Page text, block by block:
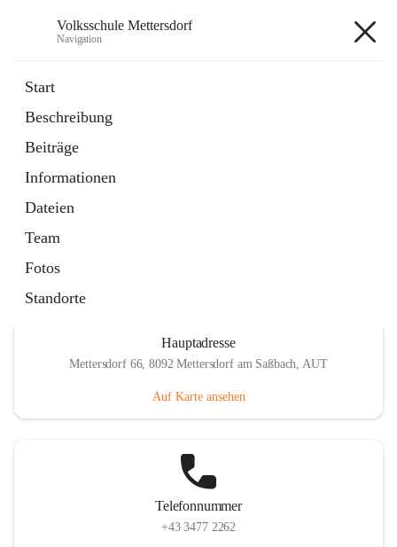
Volksschule Mettersdorf
Navigation
Start
Beschreibung
Beiträge
Informationen
Dateien
Team
Fotos
Standorte
Externe Webseite
in
Tab
Termine
Artikel
öffnet
in
neuem
Tab
Hauptadresse
Mettersdorf 66, 8092 Mettersdorf am Saßbach, AUT
Auf Karte ansehen
Telefonnummer
+43 3477 2262